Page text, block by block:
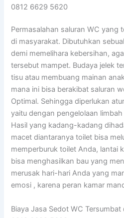
0812 6629 5620
Permasalahan saluran WC yang
di masyarakat. Dibutuhkan
demi memelihara kebersihan,
tersebut mampet. Budaya jelek
tisu atau membuang mainan
mana ini bisa berakibat saluran
Optimal. Sehingga diperlukan
yaitu dengan pengelolaan
Hasil yang kadang-kadang
macet diantaranya toilet bisa
memperburuk toilet Anda, lantai
bisa menghasilkan bau yang
merusak hari-hari Anda yang
emosi , karena peran kamar
Biaya Jasa Sedot WC